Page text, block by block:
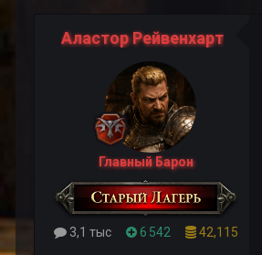
Аластор Рейвенхарт
Главный Барон
3,1 тыс 6 542
42,115